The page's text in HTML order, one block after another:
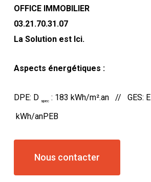
OFFICE IMMOBILIER
03.21.70.31.07
La Solution est Ici.
Aspects énergétiques :
DPE: D spec : 183 kWh/m².an // GES: E
kWh/anPEB
Nous contacter